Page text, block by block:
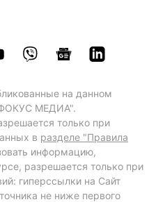
на данном
МЕДИА".
только при
в разделе "Правила
информацию,
разрешается только при
гиперссылки на Сайт
не ниже первого